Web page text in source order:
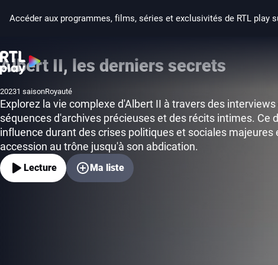
Accéder aux programmes, films, séries et exclusivités de RTL play
Albert II, les derniers secrets
Année de production
20231 saison
Genre
Royauté
Explorez la vie complexe d'Albert II à travers des
séquences d'archives précieuses et des récits intimes. Ce
influence durant des crises politiques et sociales majeures
accession au trône jusqu'à son abdication.
Lecture Ma liste